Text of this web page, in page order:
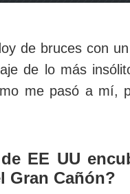
de bruces con
de lo más
me pasó a mí,
EE UU
Gran Cañón?